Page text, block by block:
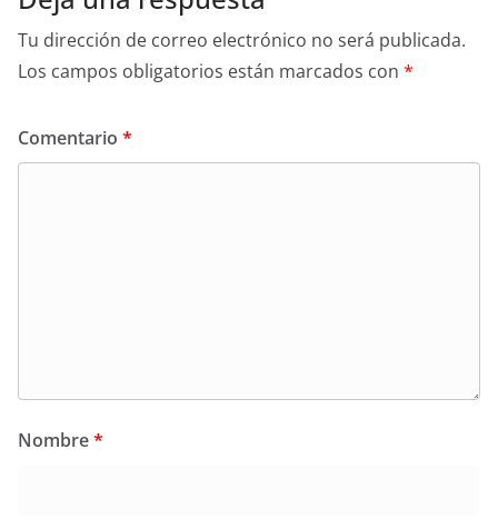
Tu dirección de correo electrónico no será publicada.
Los campos obligatorios están marcados con *
Comentario *
Nombre*